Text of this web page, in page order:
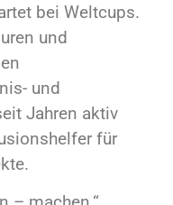
bei Weltcups.
und
und
Jahren aktiv
für